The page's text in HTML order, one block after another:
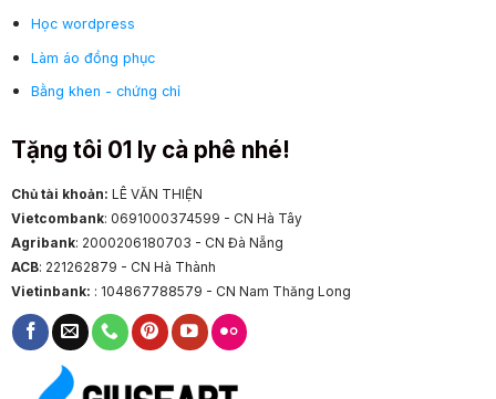
Học wordpress
Làm áo đồng phục
Bằng khen - chứng chỉ
Tặng tôi 01 ly cà phê nhé!
Chủ tài khoản: LÊ VĂN THIỆN
Vietcombank: 0691000374599 - CN Hà Tây
Agribank: 2000206180703 - CN Đà Nẵng
ACB: 221262879 - CN Hà Thành
Vietinbank: : 104867788579 - CN Nam Thăng Long